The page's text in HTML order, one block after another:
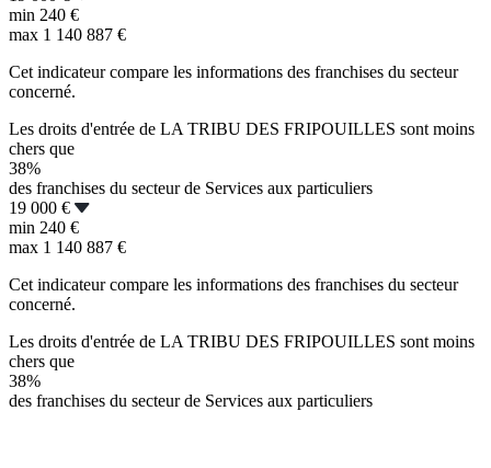
min 240 €
max 1 140 887 €
Cet indicateur compare les informations des franchises du secteur
concerné.
Les droits d'entrée de LA TRIBU DES FRIPOUILLES sont moins
chers que
38%
des franchises du secteur de Services aux particuliers
19 000 €
min 240 €
max 1 140 887 €
Cet indicateur compare les informations des franchises du secteur
concerné.
Les droits d'entrée de LA TRIBU DES FRIPOUILLES sont moins
chers que
38%
des franchises du secteur de Services aux particuliers